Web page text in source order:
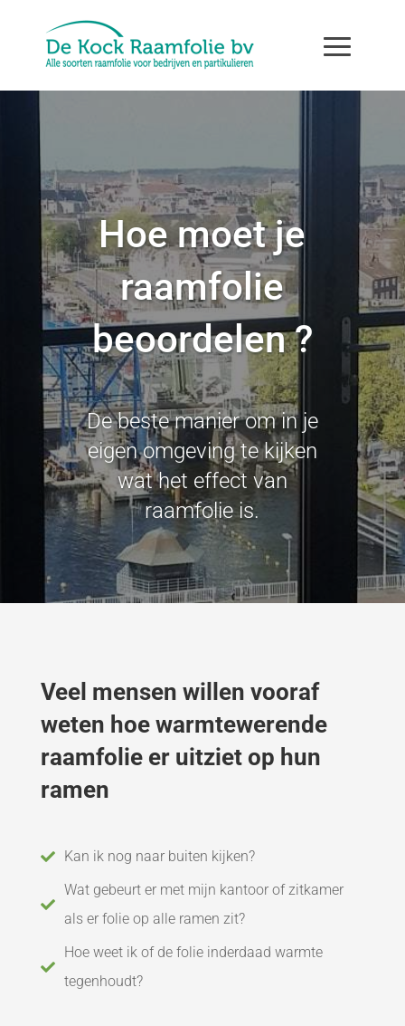
Hoe moet je
raamfolie
beoordelen ?
De beste manier om in je
eigen omgeving te kijken
wat het effect van
raamfolie is.
Veel mensen willen vooraf
weten hoe warmtewerende
raamfolie er uitziet op hun
ramen
 Kan ik nog naar buiten kijken?

Wat gebeurt er met mijn kantoor of zitkamer
als er folie op alle ramen zit?

Hoe weet ik of de folie inderdaad warmte
tegenhoudt?